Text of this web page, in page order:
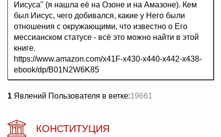
Иисуса" (я нашла её на Озоне и на Амазоне). Кем
был Иисус, чего добивался, какие у Него были
отношения с окружающими, что известно о Его
мессианском статусе - всё это можно найти в этой
книге.
https://www.amazon.com/x41F-x430-x440-x442-x438-
ebook/dp/B01N2W6K85
1 Явлений Пользователя в ветке:19661
КОНСТИТУЦИЯ